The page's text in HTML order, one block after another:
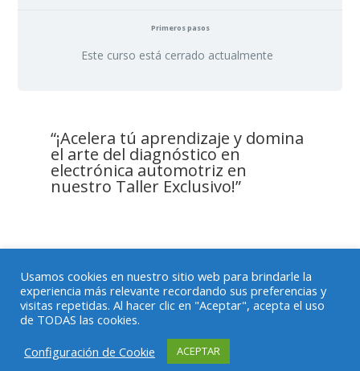
Primeros pasos
Este curso está cerrado actualmente
“¡Acelera tú aprendizaje y domina
el arte del diagnóstico en
electrónica automotriz en
nuestro Taller Exclusivo!”
Política de privacidad
Descargo de Responsabilidad
Políticas de Cookies
Mecánica en Acción®
Usamos cookies en nuestro sitio web para brindarle la
experiencia más relevante recordando sus preferencias y
visitas repetidas. Al hacer clic en "Aceptar", acepta el uso
de TODAS las cookies.
Configuración de Cookie
ACEPTAR